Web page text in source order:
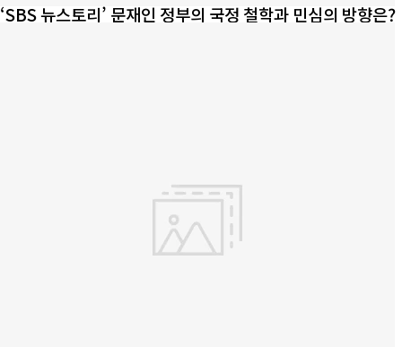
‘SBS 뉴스토리’ 문재인 정부의 국정 철학과 민심의 방향은?